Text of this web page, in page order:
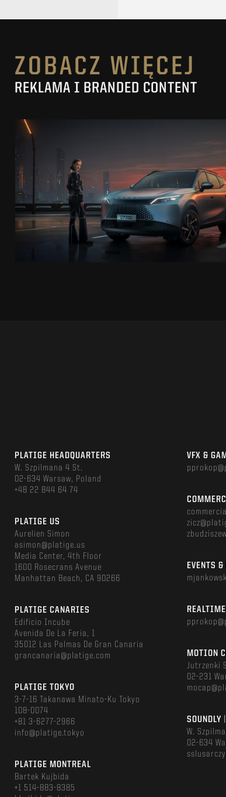
ZOBACZ WIĘCEJ
REKLAMA I BRANDED CONTENT
OMODA 7
SUPER HYBRID
ZOBACZ PROJEKT
PLATIGE HEADQUARTERS
W. Szpilmana 4 St.
02-634 Warsaw, Poland
+48 22 844 64 74
PLATIGE US
Aurelien Simon
asimon@platige.us
Media Center, 4th Floor
1600 Rosecrans Avenue
Manhattan Beach, CA 90266
PLATIGE CANARIES
Edificio Incube
Avenida De La Feria, 1
35012 Las Palmas De Gran Canaria
grancanaria@platige.com
PLATIGE TOKYO
3-7-16 Takanawa Minato-Ku Tokyo
108-0074
+81 3-6277-2966
info@platige.tokyo
PLATIGE MONTREAL
Bartek Kujbida
+1 514-883-8385
VFX &
EVENTS
MOTION
Jutrzenki
02-231
SOUNDLY
W.
02-634